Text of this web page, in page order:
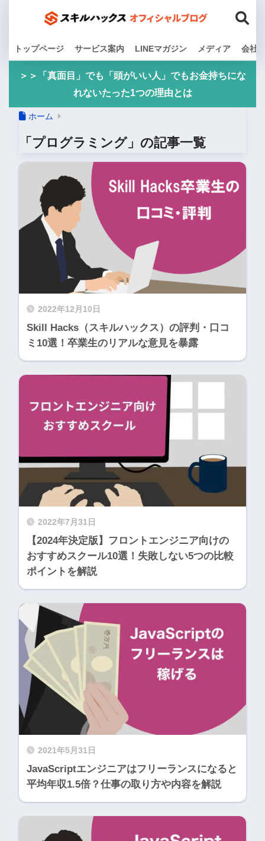
トップページ サービス案内 LINEマガジン メディア 会社
＞＞「真面目」でも「頭がいい人」でもお金持ちにな
れないたった1つの理由とは
ホーム
「プログラミング」の記事一覧
2022年12月10日
Skill Hacks（スキルハックス）の評判・口コ
ミ10選！卒業生のリアルな意見を暴露
2022年7月31日
【2024年決定版】フロントエンジニア向けの
おすすめスクール10選！失敗しない5つの比較
ポイントを解説
2021年5月31日
JavaScriptエンジニアはフリーランスになると
平均年収1.5倍？仕事の取り方や内容を解説